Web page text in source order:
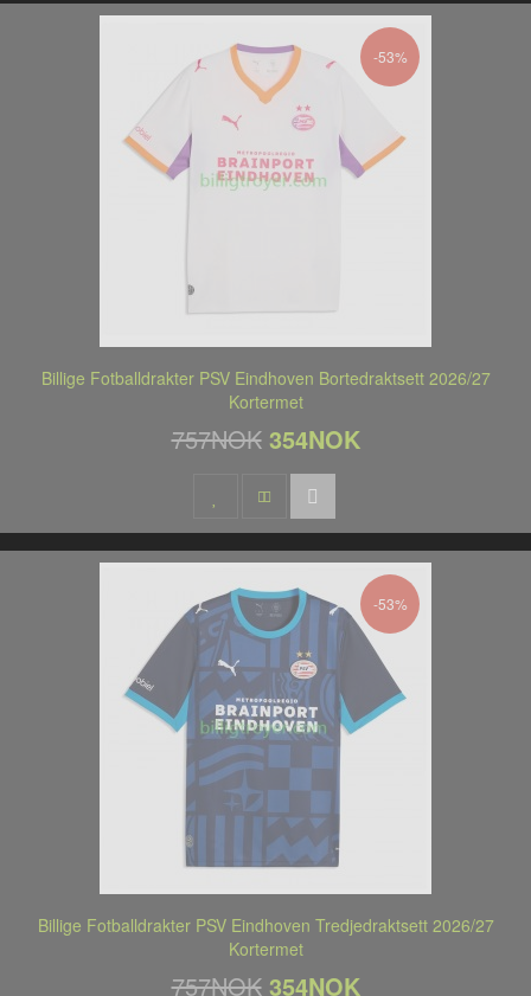
-53%
Billige Fotballdrakter PSV Eindhoven Bortedraktsett 2026/27
Kortermet
757NOK 354NOK
-53%
Billige Fotballdrakter PSV Eindhoven Tredjedraktsett 2026/27
Kortermet
757NOK 354NOK